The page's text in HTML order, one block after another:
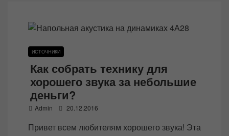
ИСТОЧНИКИ
Как собрать технику для
хорошего звука за небольшие
деньги?
Admin
s
20.12.2016
Привет всем любителям хорошего звука! Эта